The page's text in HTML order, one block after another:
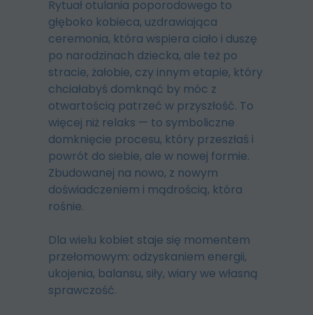
Rytuał otulania poporodowego to
głęboko kobieca, uzdrawiająca
ceremonia, która wspiera ciało i duszę
po narodzinach dziecka, ale też po
stracie, żałobie, czy innym etapie, który
chciałabyś domknąć by móc z
otwartością patrzeć w przyszłość. To
więcej niż relaks — to symboliczne
domknięcie procesu, który przeszłaś i
powrót do siebie, ale w nowej formie.
Zbudowanej na nowo, z nowym
doświadczeniem i mądrością, która
rośnie.
Dla wielu kobiet staje się momentem
przełomowym: odzyskaniem energii,
ukojenia, balansu, siły, wiary we własną
sprawczość.